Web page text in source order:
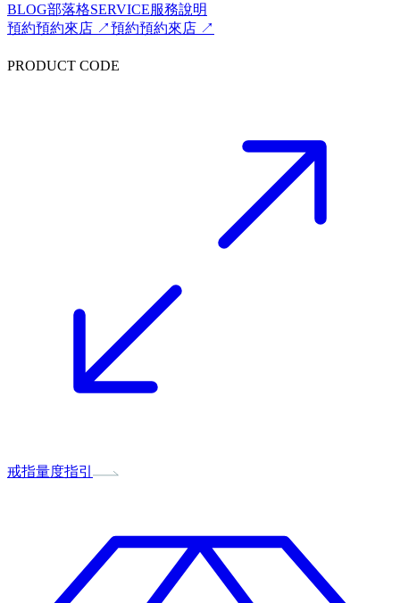
BLOG部落格SERVICE服務說明
預約預約來店 ↗預約預約來店 ↗
PRODUCT CODE
戒指量度指引